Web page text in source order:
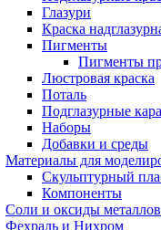
Глазури
Краска
Пигменты
Пигменты
Люстровая краска
Поталь
Подглазурные
Наборы
Добавки и среды
Материалы для
Скульптурный
Компоненты
Соли и оксиды металлов
Фехраль и Нихром